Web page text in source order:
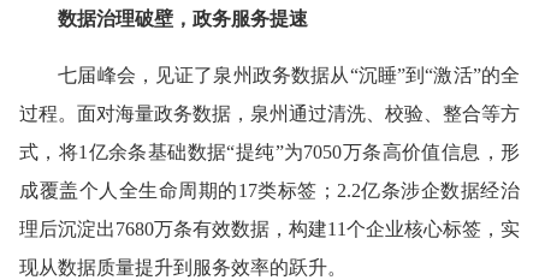
数据治理破壁，政务服务提速
七届峰会，见证了泉州政务数据从“沉睡”到“激活”的全
过程。面对海量政务数据，泉州通过清洗、校验、整合等方
式，将1亿余条基础数据“提纯”为7050万条高价值信息，形
成覆盖个人全生命周期的17类标签；2.2亿条涉企数据经治
理后沉淀出7680万条有效数据，构建11个企业核心标签，实
现从数据质量提升到服务效率的跃升。